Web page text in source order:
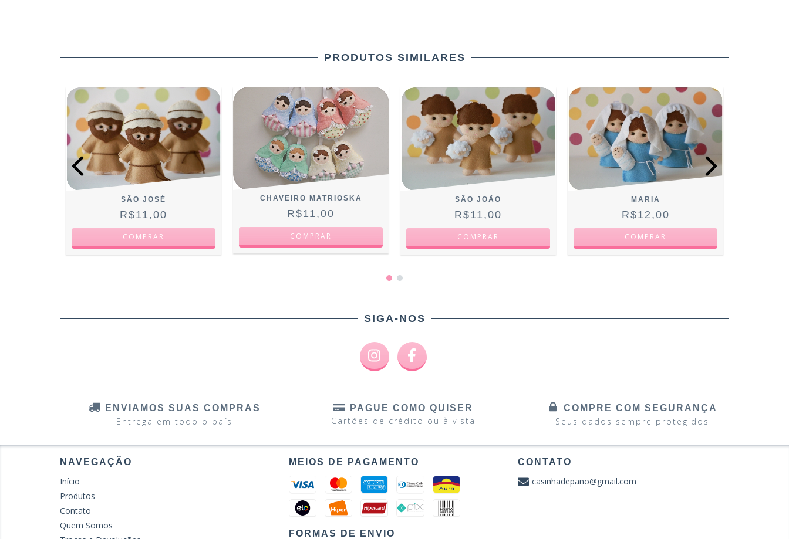
PRODUTOS SIMILARES
SÃO JOSÉ
R$11,00
CHAVEIRO MATRIOSKA
R$11,00
SÃO JOÃO
R$11,00
MARIA
R$12,00
SIGA-NOS
ENVIAMOS SUAS COMPRAS
Entrega em todo o país
PAGUE COMO QUISER
Cartões de crédito ou à vista
COMPRE COM SEGURANÇA
Seus dados sempre protegidos
NAVEGAÇÃO
Início
Produtos
Contato
Quem Somos
MEIOS DE PAGAMENTO
FORMAS DE ENVIO
CONTATO
casinhadepano@gmail.com